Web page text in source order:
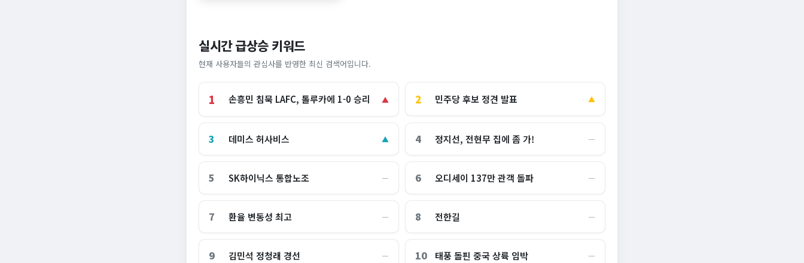
실시간 급상승 키워드
현재 사용자들의 관심사를 반영한 최신 검색어입니다.
1 손흥민 침묵 LAFC, 톨루카에 1-0 승리 ▲ 2 민주당 후보 정견 발표 ▲
3 데미스 허사비스 ▲ 4 정지선, 전현무 집에 좀 가! ―
5 SK하이닉스 통합노조 ― 6 오디세이 137만 관객 돌파 ―
7 환율 변동성 최고 ― 8 전한길 ―
9 김민석 정청래 경선 ― 10 태풍 돌핀 중국 상륙 임박 ―